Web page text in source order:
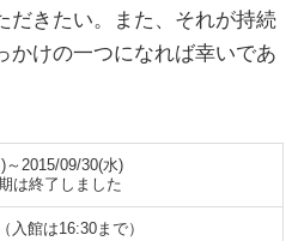
だきたい。また、それが持続
かけの一つになれば幸いであ
～2015/09/30(水)
は終了しました
入館は16:30まで）